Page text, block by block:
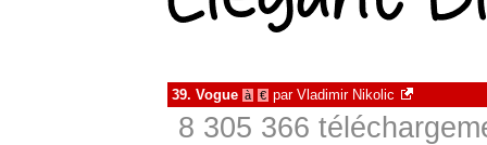
39. Vogue à € par Vladimir Nikolic
8 305 366